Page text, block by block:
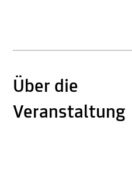
Über die
Veranstaltung